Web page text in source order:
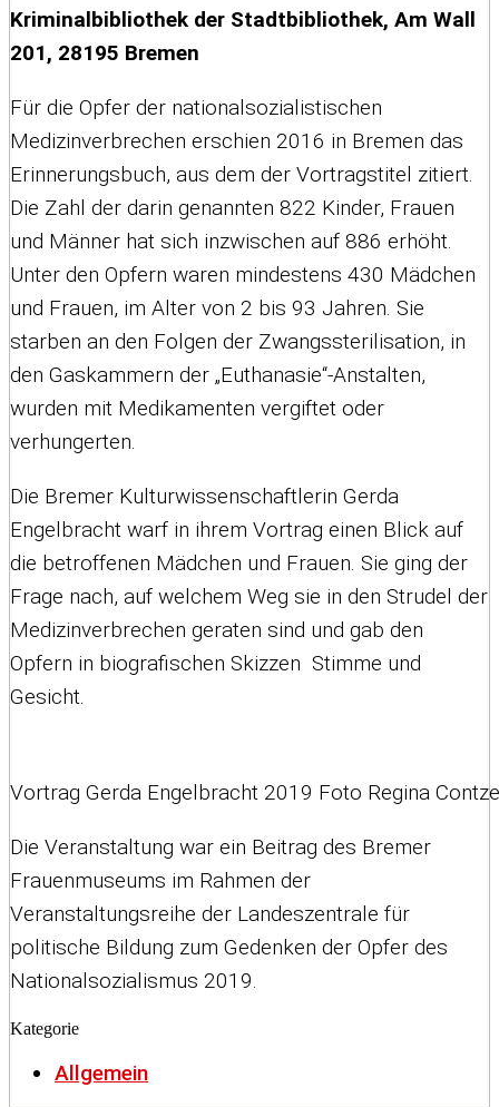
Kriminalbibliothek der Stadtbibliothek, Am Wall
201, 28195 Bremen
Für die Opfer der nationalsozialistischen
Medizinverbrechen erschien 2016 in Bremen das
Erinnerungsbuch, aus dem der Vortragstitel zitiert.
Die Zahl der darin genannten 822 Kinder, Frauen
und Männer hat sich inzwischen auf 886 erhöht.
Unter den Opfern waren mindestens 430 Mädchen
und Frauen, im Alter von 2 bis 93 Jahren. Sie
starben an den Folgen der Zwangssterilisation, in
den Gaskammern der „Euthanasie“-Anstalten,
wurden mit Medikamenten vergiftet oder
verhungerten.
Die Bremer Kulturwissenschaftlerin Gerda
Engelbracht warf in ihrem Vortrag einen Blick auf
die betroffenen Mädchen und Frauen. Sie ging der
Frage nach, auf welchem Weg sie in den Strudel der
Medizinverbrechen geraten sind und gab den
Opfern in biografischen Skizzen Stimme und
Gesicht.
Vortrag Gerda Engelbracht 2019 Foto Regina
Die Veranstaltung war ein Beitrag des Bremer
Frauenmuseums im Rahmen der
Veranstaltungsreihe der Landeszentrale für
politische Bildung zum Gedenken der Opfer des
Nationalsozialismus 2019.
Kategorie
Allgemein